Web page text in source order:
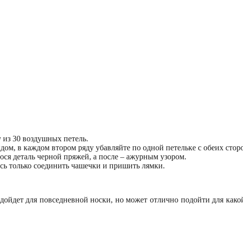
30 воздушных петель.
в каждом втором ряду убавляйте по одной петельке с обеих
деталь черной пряжей, а после – ажурным узором.
только соединить чашечки и пришить лямки.
для повседневной носки, но может отлично подойти для